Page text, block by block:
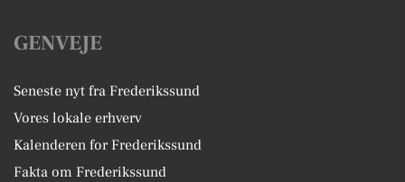
GENVEJE
Seneste nyt fra Frederikssund
Vores lokale erhverv
Kalenderen for Frederikssund
Fakta om Frederikssund